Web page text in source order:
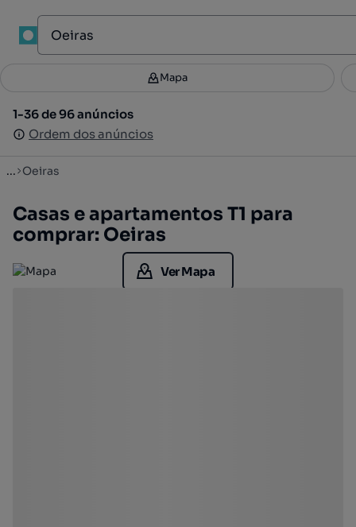
Filtros 2
1-36 de 96 anúncios
Ordem dos anúncios
Mapa
1-36 de 96 anúncios
Ordem dos anúncios
... Oeiras
Casas e apartamentos T1 para
comprar: Oeiras
Ver Mapa